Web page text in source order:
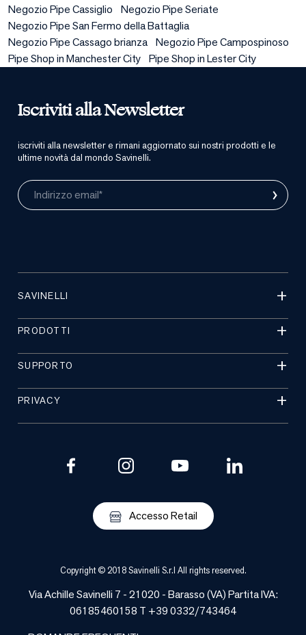
Negozio Pipe Cassiglio
Negozio Pipe Seriate
Negozio Pipe San Fermo della Battaglia
Negozio Pipe Cassago brianza Negozio Pipe Campospinoso
Pipe Shop in Manchester City Pipe Shop in Lester City
Iscriviti alla Newsletter
iscriviti alla newsletter e rimani aggiornato sui nostri prodotti e le
ultime novità dal mondo Savinelli.
Indirizzo email* ›
SAVINELLI
PRODOTTI
SUPPORTO
PRIVACY
Accesso Retail
Copyright © 2018 Savinelli S.r.l All rights reserved.
Via Achille Savinelli 7 - 21020 -Barasso(VA) Partita IVA:
06185460158 T +39 0332/743464